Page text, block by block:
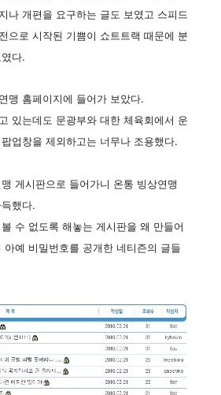
나 개편을 요구하는 글도 보였고 스피드
으로 시작된 기쁨이 쇼트트랙 때문에 분
다.
맹 홈페이지에 들어가 보았다.
있는데도 문광부와 대한 체육회에서 운
업창을 제외하고는 너무나 조용했다.
게시판으로 들어가니 온통 빙상연맹
했다.
수 없도록 해놓는 게시판을 왜 만들어
예 비밀번호를 공개한 네티즌의 글들